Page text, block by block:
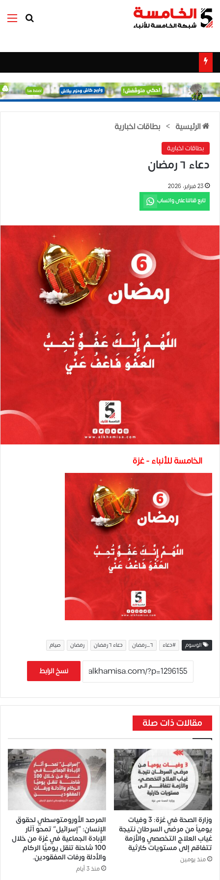
بحث عن
الرئيسية > بطاقات اخبارية
بطاقات اخبارية
دعاء ٦ رمضان
23 فبراير، 2026
تابع قناتنا على واتساب
الخامسة للأنباء - غزة
الوسوم #دعاء ٦_رمضان دعاء ٦ رمضان رمضان صيام
نسخ الرابط
مقالات ذات صلة
وزارة الصحة في غزة: 3 وفيات
يومياً من مرضى السرطان نتيجة
غياب العلاج التخصصي والأزمة
تتفاقم إلى مستويات كارثية
منذ يومين
المرصد الأورومتوسطي لحقوق
الإنسان: “إسرائيل” تمحو آثار
الإبادة الجماعية في غزة من خلال
100 شاحنة تنقل يوميًّا الركام
والأدلة ورفات المفقودين.
منذ 3 أيام